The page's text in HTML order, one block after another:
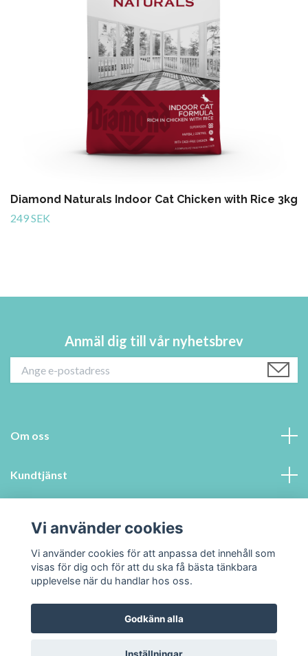
Diamond Naturals Indoor Cat Chicken with Rice 3kg
249 SEK
Anmäl dig till vår nyhetsbrev
Om oss
Kundtjänst
Sociala medier
© 2026 Swedenpets.se
Vi använder cookies
Vi använder cookies för att anpassa det innehåll som
visas för dig och för att du ska få bästa tänkbara
upplevelse när du handlar hos oss.
Godkänn alla